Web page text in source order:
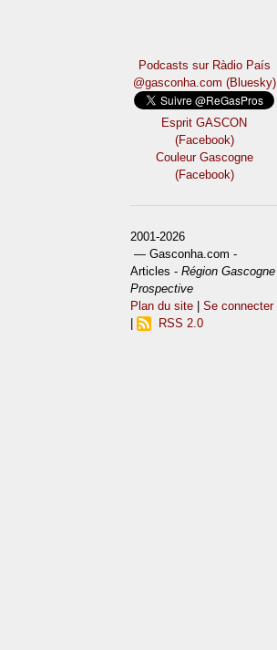
Podcasts sur Ràdio País
@gasconha.com (Bluesky)
Esprit GASCON
(Facebook)
Couleur Gascogne
(Facebook)
2001-2026
— Gasconha.com -
Articles -Région Gascogne
Prospective
Plan du site |Se connecter
|
RSS 2.0